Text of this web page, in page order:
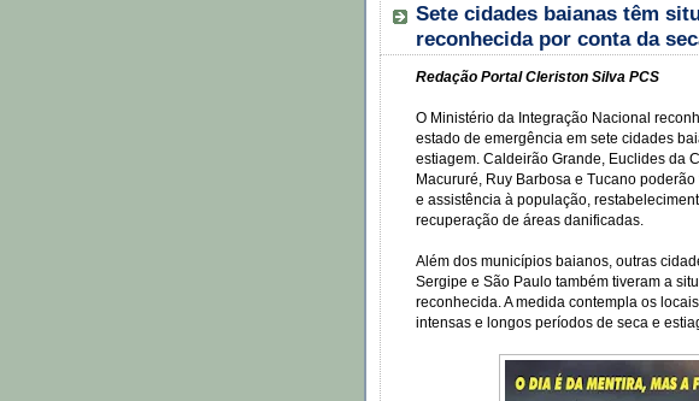
Sete cidades baianas têm
reconhecida por conta da
Redação Portal Cleriston Silva PCS
O Ministério da Integração Nacional
estado de emergência em sete cidades
estiagem. Caldeirão Grande, Euclides da
Macururé, Ruy Barbosa e Tucano
e assistência à população,
recuperação de áreas danificadas.
Além dos municípios baianos, outras
Sergipe e São Paulo também tiveram a
reconhecida. A medida contempla os
intensas e longos períodos de seca e